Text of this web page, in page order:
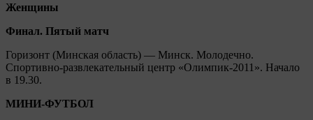
Женщины
Финал. Пятый матч
Горизонт (Минская область) — Минск. Молодечно.
Спортивно-развлекательный центр «Олимпик-2011». Начало
в 19.30.
МИНИ-ФУТБОЛ